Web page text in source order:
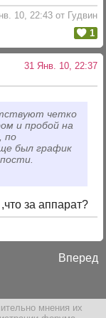
10, 22:43 от Гудвин
1
31 Янв. 10, 22:37
четко
и пробой на
по
был график
за аппарат?
Вперед
мнения их